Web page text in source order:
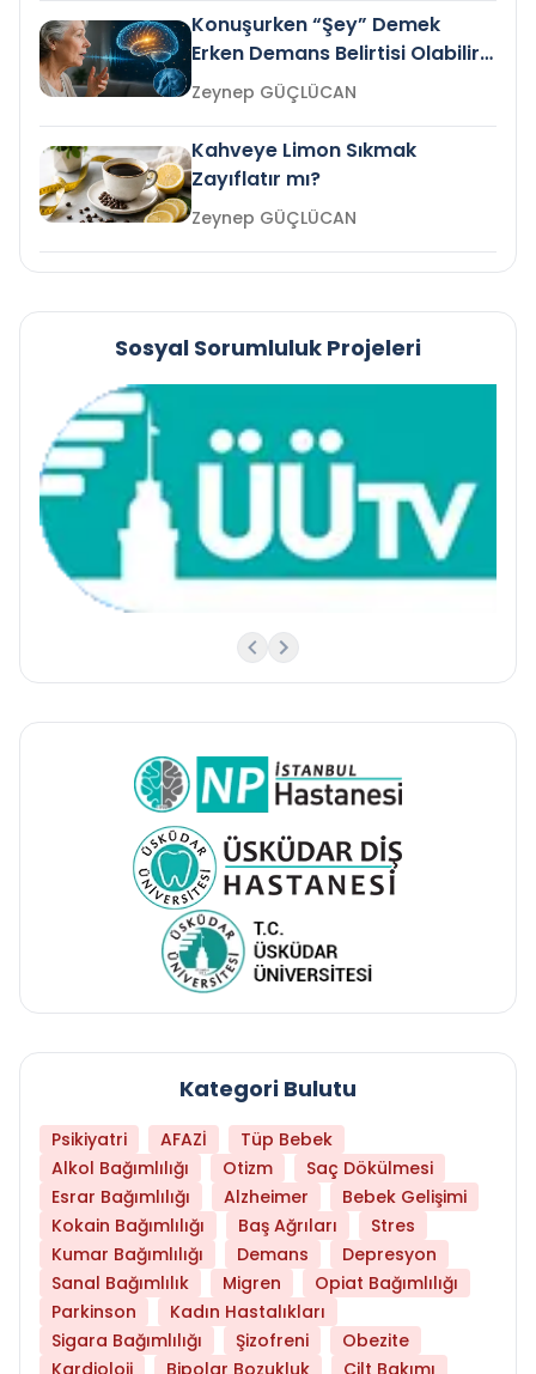
Konuşurken “Şey” Demek
Erken Demans Belirtisi Olabilir
mi?
Zeynep GÜÇLÜCAN
Kahveye Limon Sıkmak
Zayıflatır mı?
Zeynep GÜÇLÜCAN
Sosyal Sorumluluk Projeleri
Kategori Bulutu
Psikiyatri AFAZİ
Tüp Bebek
Alkol Bağımlılığı
Otizm
Saç Dökülmesi
Esrar Bağımlılığı
Alzheimer
Bebek Gelişimi
Kokain Bağımlılığı
Baş Ağrıları
Stres
Kumar Bağımlılığı
Demans
Depresyon
Sanal Bağımlılık
Migren
Opiat Bağımlılığı
Parkinson
Kadın Hastalıkları
Sigara Bağımlılığı
Şizofreni
Obezite
Kardioloji
Bipolar Bozukluk Cilt Bakımı